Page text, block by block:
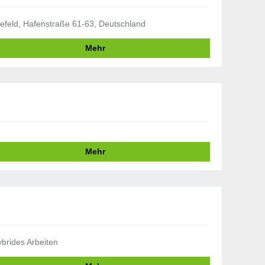
Hafenstraße 61-63, Deutschland
Mehr
Mehr
Arbeiten